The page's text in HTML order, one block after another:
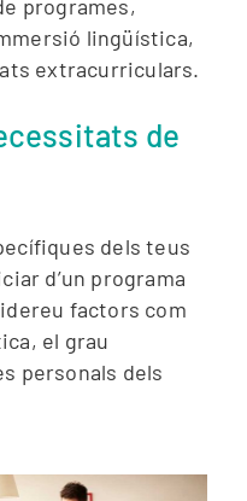
programes,
lingüística,
extracurriculars.
de
dels teus
d’un programa
factors com
el grau
personals dels